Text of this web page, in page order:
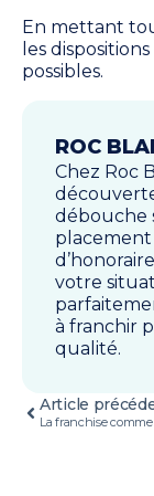
En mettant
les
possibles.
ROC
Chez Roc
débouche
placement
votre
à franchir
qualité.
Article